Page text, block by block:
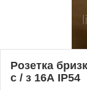
Розетка
с / з 16А IP54